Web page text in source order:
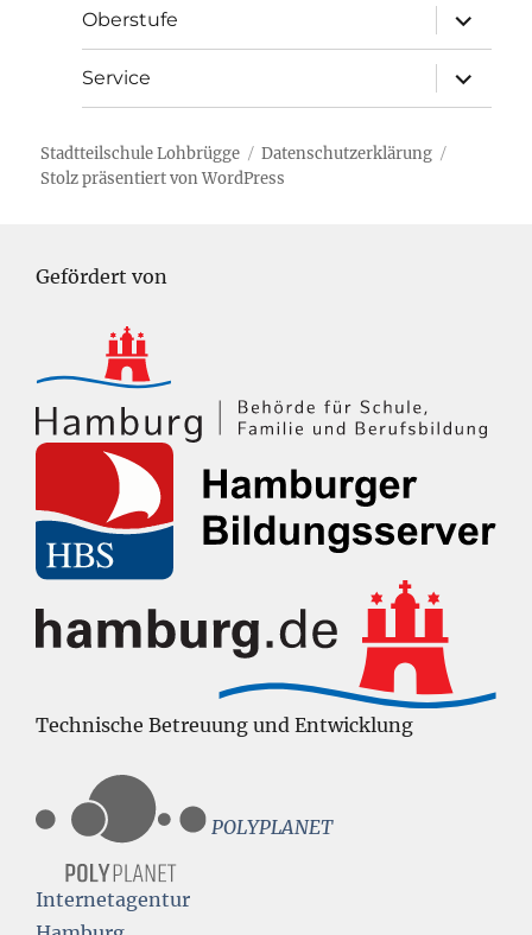
Oberstufe
öffnen
Service
öffnen
Stadtteilschule Lohbrügge
Datenschutzerklärung
Stolz präsentiert von WordPress
Gefördert von
Technische Betreuung und Entwicklung
POLYPLANET
Internetagentur